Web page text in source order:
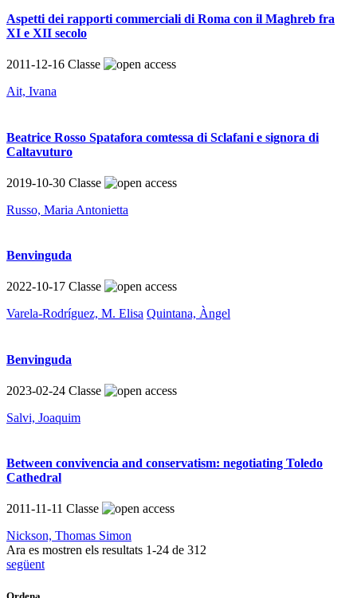
Aspetti dei rapporti commerciali di Roma con il Maghreb fra
XI e XII secolo
2011-12-16 Classe
Ait, Ivana
Beatrice Rosso Spatafora comtessa di Sclafani e signora di
Caltavuturo
2019-10-30 Classe
Russo, Maria Antonietta
Benvinguda
2022-10-17 Classe
Varela-Rodríguez, M. Elisa Quintana, Àngel
Benvinguda
2023-02-24 Classe
Salvi, Joaquim
Between convivencia and conservatism: negotiating Toledo
Cathedral
2011-11-11 Classe
Nickson, Thomas Simon
Ara es mostren els resultats 1-24 de 312
següent